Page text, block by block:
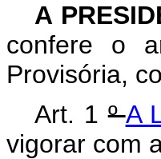
A
confere o
Provisória,
Art. 1ºA
vigorar com